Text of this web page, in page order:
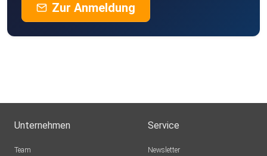
Zur Anmeldung
Unternehmen
Team
Service
Newsletter